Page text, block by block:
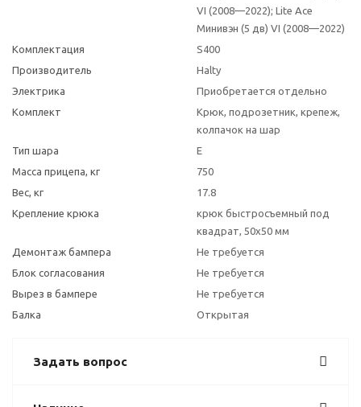
VI (2008—2022); Lite Ace
Минивэн (5 дв) VI (2008—2022)
Комплектация
S400
Производитель
Halty
Электрика
Приобретается отдельно
Комплект
Крюк, подрозетник, крепеж,
колпачок на шар
Тип шара
E
Масса прицепа, кг
750
Вес, кг
17.8
Крепление крюка
крюк быстросъемный под
квадрат, 50х50 мм
Демонтаж бампера
Не требуется
Блок согласования
Не требуется
Вырез в бампере
Не требуется
Балка
Открытая
Задать вопрос